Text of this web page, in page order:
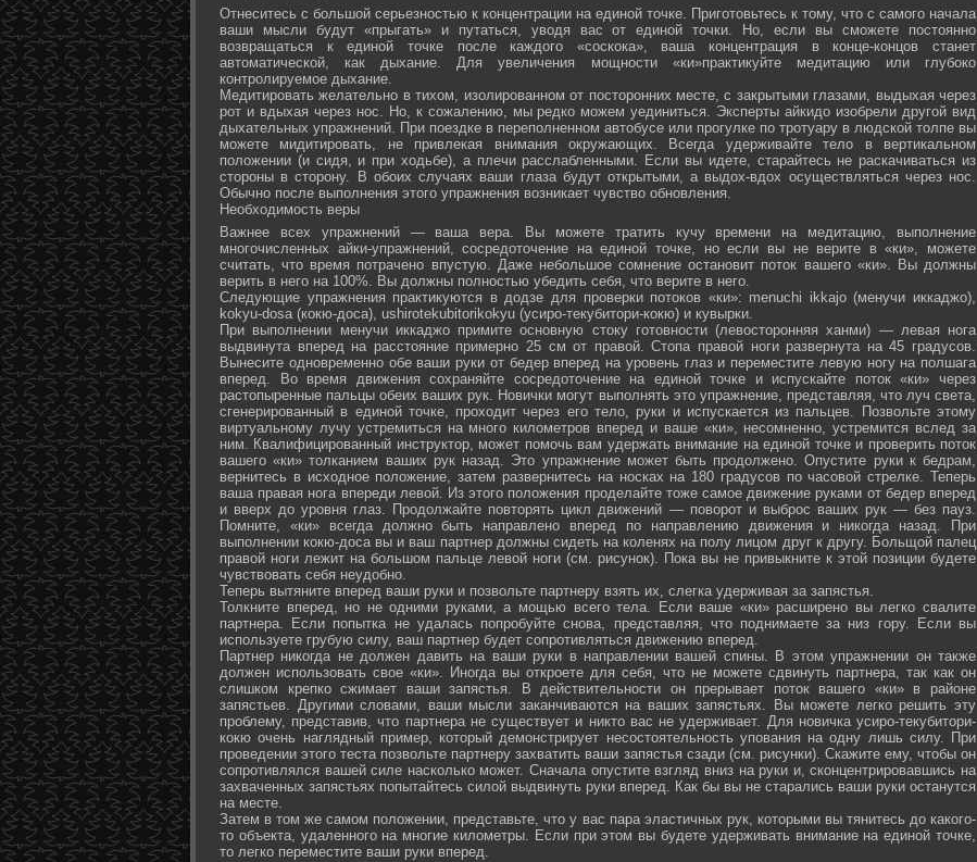
Отнеситесь с большой серьезностью к концентрации на единой точке. Приготовьтесь к тому, что с самого начала
ваши мысли будут «прыгать» и путаться, уводя вас от единой точки. Но, если вы сможете постоянно
возвращаться к единой точке после каждого «соскока», ваша концентрация в конце-концов станет
автоматической, как дыхание. Для увеличения мощности «ки»практикуйте медитацию или глубоко
контролируемое дыхание.
Медитировать желательно в тихом, изолированном от посторонних месте, с закрытыми глазами, выдыхая через
рот и вдыхая через нос. Но, к сожалению, мы редко можем уединиться. Эксперты айкидо изобрели другой вид
дыхательных упражнений. При поездке в переполненном автобусе или прогулке по тротуару в людской толпе вы
можете мидитировать, не привлекая внимания окружающих. Всегда удерживайте тело в вертикальном
положении (и сидя, и при ходьбе), а плечи расслабленными. Если вы идете, старайтесь не раскачиваться из
стороны в сторону. В обоих случаях ваши глаза будут открытыми, а выдох-вдох осуществляться через нос.
Обычно после выполнения этого упражнения возникает чувство обновления.
Необходимость веры
Важнее всех упражнений — ваша вера. Вы можете тратить кучу времени на медитацию, выполнение
многочисленных айки-упражнений, сосредоточение на единой точке, но если вы не верите в «ки», можете
считать, что время потрачено впустую. Даже небольшое сомнение остановит поток вашего «ки». Вы должны
верить в него на 100%. Вы должны полностью убедить себя, что верите в него.
Следующие упражнения практикуются в додзе для проверки потоков «ки»: menuchi ikkajo (менучи иккаджо),
kokyu-dosa (кокю-доса), ushiro­tekubitori­kokyu (усиро-текубитори-кокю) и кувырки.
При выполнении менучи иккаджо примите основную стоку готовности (левосторонняя ханми) — левая нога
выдвинута вперед на расстояние примерно 25 см от правой. Стопа правой ноги развернута на 45 градусов.
Вынесите одновременно обе ваши руки от бедер вперед на уровень глаз и переместите левую ногу на полшага
вперед. Во время движения сохраняйте сосредоточение на единой точке и испускайте поток «ки» через
растопыренные пальцы обеих ваших рук. Новички могут выполнять это упражнение, представляя, что луч света,
сгенерированный в единой точке, проходит через его тело, руки и испускается из пальцев. Позвольте этому
виртуальному лучу устремиться на много километров вперед и ваше «ки», несомненно, устремится вслед за
ним. Квалифицированный инструктор, может помочь вам удержать внимание на единой точке и проверить поток
вашего «ки» толканием ваших рук назад. Это упражнение может быть продолжено. Опустите руки к бедрам,
вернитесь в исходное положение, затем развернитесь на носках на 180 градусов по часовой стрелке. Теперь
ваша правая нога впереди левой. Из этого положения проделайте тоже самое движение руками от бедер вперед
и вверх до уровня глаз. Продолжайте повторять цикл движений — поворот и выброс ваших рук — без пауз.
Помните, «ки» всегда должно быть направлено вперед по направлению движения и никогда назад. При
выполнении кокю-доса вы и ваш партнер должны сидеть на коленях на полу лицом друг к другу. Больщой палец
правой ноги лежит на большом пальце левой ноги (см. рисунок). Пока вы не привыкните к этой позиции будете
чувствовать себя неудобно.
Теперь вытяните вперед ваши руки и позвольте партнеру взять их, слегка удерживая за запястья.
Толкните вперед, но не одними руками, а мощью всего тела. Если ваше «ки» расширено вы легко свалите
партнера. Если попытка не удалась попробуйте снова, представляя, что поднимаете за низ гору. Если вы
используете грубую силу, ваш партнер будет сопротивляться движению вперед.
Партнер никогда не должен давить на ваши руки в направлении вашей спины. В этом упражнении он также
должен использовать свое «ки». Иногда вы откроете для себя, что не можете сдвинуть партнера, так как он
слишком крепко сжимает ваши запястья. В действительности он прерывает поток вашего «ки» в районе
запястьев. Другими словами, ваши мысли заканчиваются на ваших запястьях. Вы можете легко решить эту
проблему, представив, что партнера не существует и никто вас не удерживает. Для новичка усиро-текубитори-
кокю очень наглядный пример, который демонстрирует несостоятельность упования на одну лишь силу. При
проведении этого теста позвольте партнеру захватить ваши запястья сзади (см. рисунки). Скажите ему, чтобы он
сопротивлялся вашей силе насколько может. Сначала опустите взгляд вниз на руки и, сконцентрировавшись на
захваченных запястьях попытайтесь силой выдвинуть руки вперед. Как бы вы не старались ваши руки останутся
на месте.
Затем в том же самом положении, представьте, что у вас пара эластичных рук, которыми вы тянитесь до какого-
то объекта, удаленного на многие километры. Если при этом вы будете удерживать внимание на единой точке,
то легко переместите ваши руки вперед.